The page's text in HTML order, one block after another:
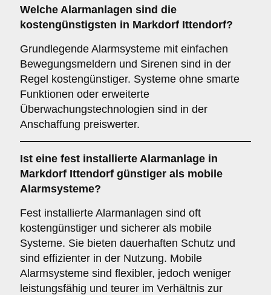
Welche Alarmanlagen sind die
kostengünstigsten in Markdorf Ittendorf?
Grundlegende Alarmsysteme mit einfachen
Bewegungsmeldern und Sirenen sind in der
Regel kostengünstiger. Systeme ohne smarte
Funktionen oder erweiterte
Überwachungstechnologien sind in der
Anschaffung preiswerter.
Ist eine fest installierte Alarmanlage in
Markdorf Ittendorf günstiger als mobile
Alarmsysteme?
Fest installierte Alarmanlagen sind oft
kostengünstiger und sicherer als mobile
Systeme. Sie bieten dauerhaften Schutz und
sind effizienter in der Nutzung. Mobile
Alarmsysteme sind flexibler, jedoch weniger
leistungsfähig und teurer im Verhältnis zur